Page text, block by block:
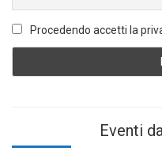
Procedendo accetti la
Eventi